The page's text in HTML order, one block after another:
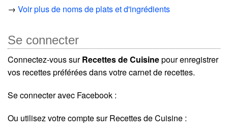
→ Voir plus de noms de plats et d'ingrédients
Se connecter
Connectez-vous surRecettes de Cuisinepour enregistrer
vos recettes préférées dans votre carnet de recettes.
Se connecter avec Facebook :
Ou utilisez votre compte sur Recettes de Cuisine :